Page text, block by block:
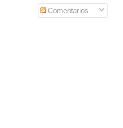
Comentarios